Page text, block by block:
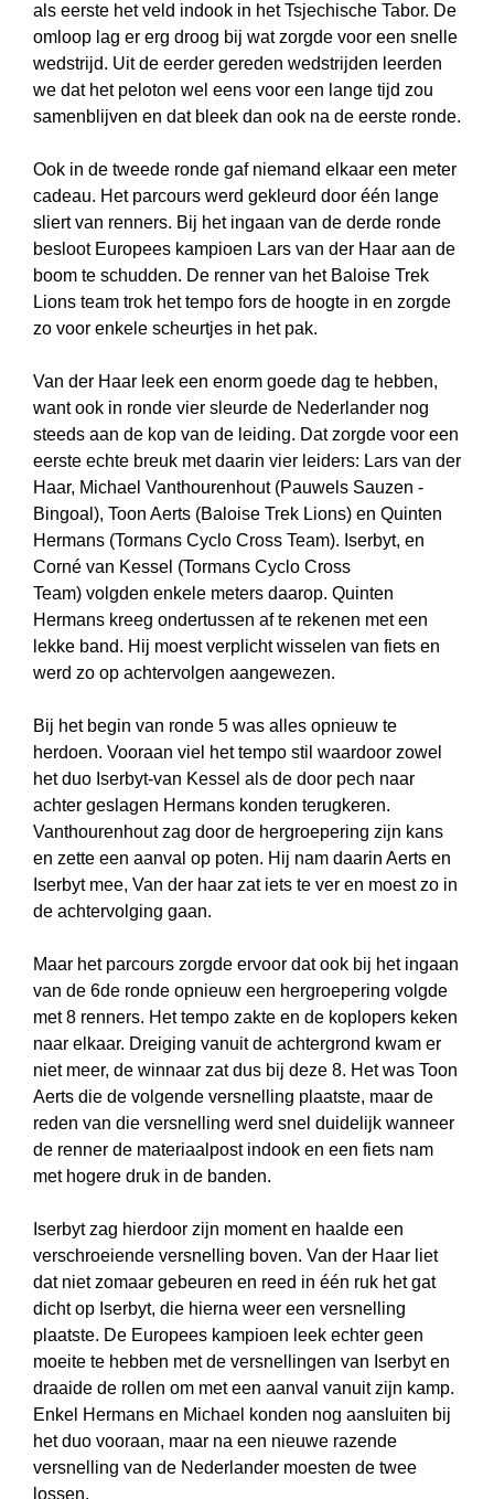
als eerste het veld indook in het Tsjechische Tabor. De
omloop lag er erg droog bij wat zorgde voor een snelle
wedstrijd. Uit de eerder gereden wedstrijden leerden
we dat het peloton wel eens voor een lange tijd zou
samenblijven en dat bleek dan ook na de eerste ronde.
Ook in de tweede ronde gaf niemand elkaar een meter
cadeau. Het parcours werd gekleurd door één lange
sliert van renners. Bij het ingaan van de derde ronde
besloot Europees kampioen Lars van der Haar aan de
boom te schudden. De renner van het Baloise Trek
Lions team trok het tempo fors de hoogte in en zorgde
zo voor enkele scheurtjes in het pak.
Van der Haar leek een enorm goede dag te hebben,
want ook in ronde vier sleurde de Nederlander nog
steeds aan de kop van de leiding. Dat zorgde voor een
eerste echte breuk met daarin vier leiders: Lars van der
Haar, Michael Vanthourenhout (Pauwels Sauzen -
Bingoal), Toon Aerts (Baloise Trek Lions) en Quinten
Hermans (Tormans Cyclo Cross Team). Iserbyt, en
Corné van Kessel (Tormans Cyclo Cross
Team) volgden enkele meters daarop. Quinten
Hermans kreeg ondertussen af te rekenen met een
lekke band. Hij moest verplicht wisselen van fiets en
werd zo op achtervolgen aangewezen.
Bij het begin van ronde 5 was alles opnieuw te
herdoen. Vooraan viel het tempo stil waardoor zowel
het duo Iserbyt-van Kessel als de door pech naar
achter geslagen Hermans konden terugkeren.
Vanthourenhout zag door de hergroepering zijn kans
en zette een aanval op poten. Hij nam daarin Aerts en
Iserbyt mee, Van der haar zat iets te ver en moest zo in
de achtervolging gaan.
Maar het parcours zorgde ervoor dat ook bij het ingaan
van de 6de ronde opnieuw een hergroepering volgde
met 8 renners. Het tempo zakte en de koplopers keken
naar elkaar. Dreiging vanuit de achtergrond kwam er
niet meer, de winnaar zat dus bij deze 8. Het was Toon
Aerts die de volgende versnelling plaatste, maar de
reden van die versnelling werd snel duidelijk wanneer
de renner de materiaalpost indook en een fiets nam
met hogere druk in de banden.
Iserbyt zag hierdoor zijn moment en haalde een
verschroeiende versnelling boven. Van der Haar liet
dat niet zomaar gebeuren en reed in één ruk het gat
dicht op Iserbyt, die hierna weer een versnelling
plaatste. De Europees kampioen leek echter geen
moeite te hebben met de versnellingen van Iserbyt en
draaide de rollen om met een aanval vanuit zijn kamp.
Enkel Hermans en Michael konden nog aansluiten bij
het duo vooraan, maar na een nieuwe razende
versnelling van de Nederlander moesten de twee
lossen.